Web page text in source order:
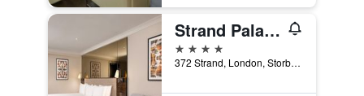
Strand Palace Hotel
4 stjärnor
372 Strand, London, Storbritannien